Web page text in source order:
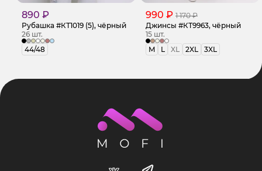
890 ₽
Рубашка #КТ1019 (5), чёрный
26 шт.
44/48
990 ₽ 1 170 ₽
Джинсы #КТ9963, чёрный
15 шт.
M
L XL 2XL 3XL